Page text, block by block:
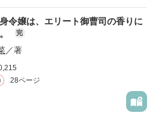
の完成ですね」
品を読む
して捧げられたシェイラの前にあ
青い竜。
たのに、彼は人の姿となり、シェ
人に自覚無し）が、竜族の国で本
もありますが、基本的には人型で
の、全年齢版です。
令嬢は、エリート御曹司の香りに
完
／著
28ページ